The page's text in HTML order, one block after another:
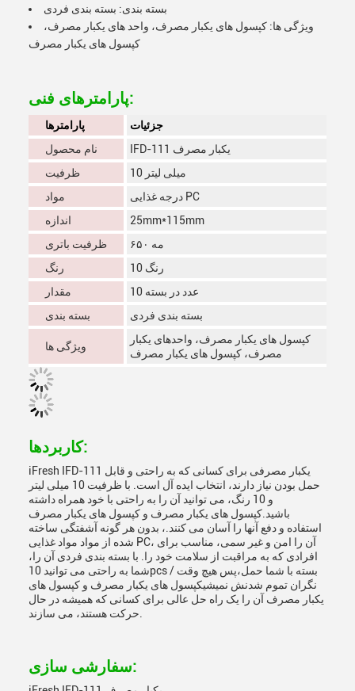
بسته بندی: بسته بندی فردی
ویژگی ها: کپسول های یکبار مصرف، واحد های یکبار مصرف،
کپسول های یکبار مصرف
پارامترهای فنی:
پارامترها
جزئیات
نام محصول
IFD-111 یکبار مصرف
ظرفیت
10 میلی لیتر
مواد
درجه غذایی PC
اندازه
25mm*115mm
ظرفیت باتری
۶۵۰ مه
رنگ
10 رنگ
مقدار
10 عدد در بسته
بسته بندی
بسته بندی فردی
ویژگی ها
کپسول های یکبار مصرف، واحدهای یکبار
مصرف، کپسول های یکبار مصرف
کاربردها:
iFresh IFD-111 یکبار مصرفی برای کسانی که به راحتی و قابل
حمل بودن نیاز دارند، انتخاب ایده آل است. با ظرفیت 10 میلی لیتر
و 10 رنگ، می توانید آن را به راحتی با خود همراه داشته
باشید.کپسول های یکبار مصرف و کپسول های یکبار مصرف
استفاده و دفع آنها را آسان می کنند.، بدون هر گونه آشفتگی ساخته
شده از مواد مواد غذایی PC، آن را امن و غیر سمی، مناسب برای
افرادی که به مراقبت از سلامت خود را. با بسته بندی فردی آن را،
شما به راحتی می توانید 10pcs / بسته با شما حمل،پس هیچ وقت
نگران تموم شدنش نمیشیکپسول های یکبار مصرف و کپسول های
یکبار مصرف آن را یک راه حل عالی برای کسانی که همیشه در حال
سفارشی سازی: